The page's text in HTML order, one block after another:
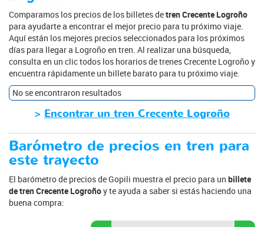
Comparamos los precios de los billetes detren Crecente Logroño
para ayudarte a encontrar el mejor precio para tu próximo viaje.
Aquí están los mejores precios seleccionados para los próximos
días para llegar a Logroño en tren. Al realizar una búsqueda,
consulta en un clic todos los horarios de trenes Crecente Logroño y
encuentra rápidamente un billete barato para tu próximo viaje.
No se encontraron resultados
> Encontrar un tren Crecente Logroño
Barómetro de precios en tren para
este trayecto
El barómetro de precios de Gopili muestra el precio para un billete
de tren Crecente Logroñoy te ayuda a saber si estás haciendo una
buena compra: